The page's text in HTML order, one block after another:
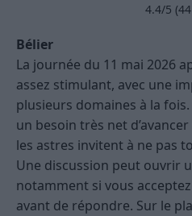
4.4/5 (44
Bélier
La journée du 11 mai 2026
assez stimulant, avec une
plusieurs domaines à la
un besoin très net
les astres invitent à ne pas
Une discussion peut ouvrir
notamment si vous
avant de répondre. Sur le